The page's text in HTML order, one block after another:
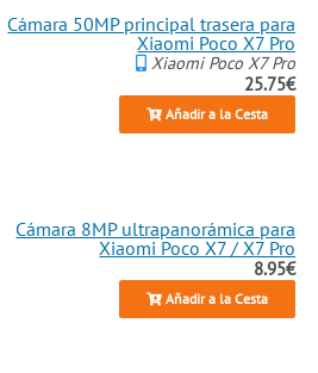
Cámara 50MP principal trasera para
Xiaomi Poco X7 Pro
Xiaomi Poco X7 Pro
25.75€
Añadir a la Cesta
Cámara 8MP ultrapanorámica para
Xiaomi Poco X7 / X7 Pro
8.95€
Añadir a la Cesta